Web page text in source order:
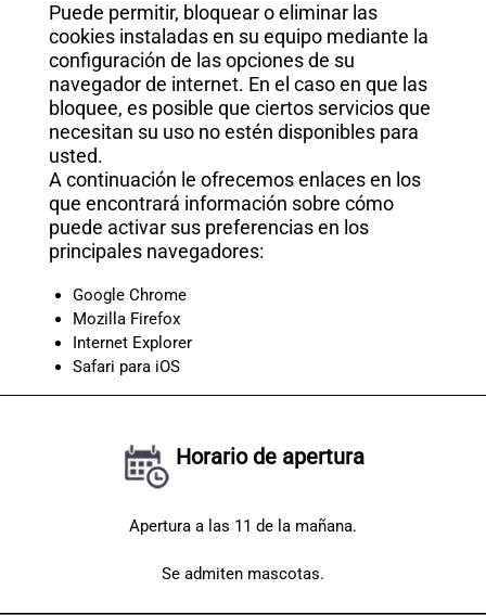
Puede permitir, bloquear o eliminar las
cookies instaladas en su equipo mediante la
configuración de las opciones de su
navegador de internet. En el caso en que las
bloquee, es posible que ciertos servicios que
necesitan su uso no estén disponibles para
usted.
A continuación le ofrecemos enlaces en los
que encontrará información sobre cómo
puede activar sus preferencias en los
principales navegadores:
Google Chrome
Mozilla Firefox
Internet Explorer
Safari para iOS
Horario de apertura
Apertura a las 11 de la mañana.
Se admiten mascotas.